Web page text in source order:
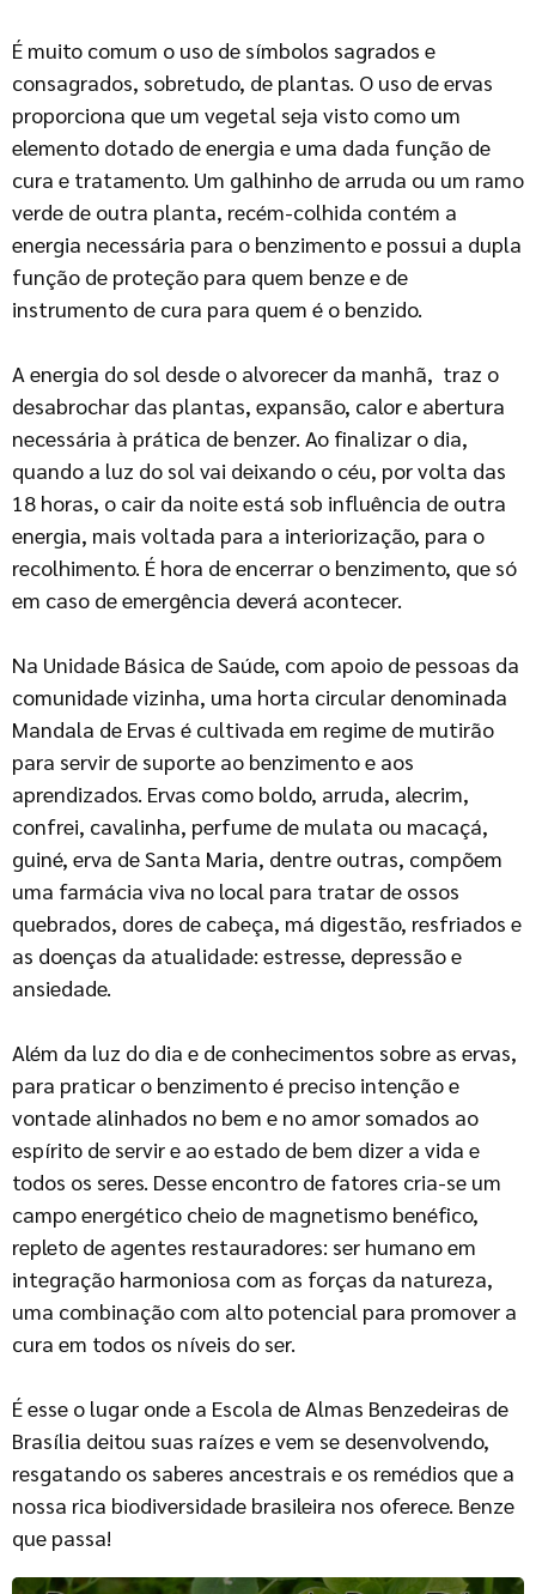
É muito comum o uso de símbolos sagrados e
consagrados, sobretudo, de plantas. O uso de ervas
proporciona que um vegetal seja visto como um
elemento dotado de energia e uma dada função de
cura e tratamento. Um galhinho de arruda ou um ramo
verde de outra planta, recém-colhida contém a
energia necessária para o benzimento e possui a dupla
função de proteção para quem benze e de
instrumento de cura para quem é o benzido.
A energia do sol desde o alvorecer da manhã, traz o
desabrochar das plantas, expansão, calor e abertura
necessária à prática de benzer. Ao finalizar o dia,
quando a luz do sol vai deixando o céu, por volta das
18 horas, o cair da noite está sob influência de outra
energia, mais voltada para a interiorização, para o
recolhimento. É hora de encerrar o benzimento, que só
em caso de emergência deverá acontecer.
Na Unidade Básica de Saúde, com apoio de pessoas da
comunidade vizinha, uma horta circular denominada
Mandala de Ervas é cultivada em regime de mutirão
para servir de suporte ao benzimento e aos
aprendizados. Ervas como boldo, arruda, alecrim,
confrei, cavalinha, perfume de mulata ou macaçá,
guiné, erva de Santa Maria, dentre outras, compõem
uma farmácia viva no local para tratar de ossos
quebrados, dores de cabeça, má digestão, resfriados e
as doenças da atualidade: estresse, depressão e
ansiedade.
Além da luz do dia e de conhecimentos sobre as ervas,
para praticar o benzimento é preciso intenção e
vontade alinhados no bem e no amor somados ao
espírito de servir e ao estado de bem dizer a vida e
todos os seres. Desse encontro de fatores cria-se um
campo energético cheio de magnetismo benéfico,
repleto de agentes restauradores: ser humano em
integração harmoniosa com as forças da natureza,
uma combinação com alto potencial para promover a
cura em todos os níveis do ser.
É esse o lugar onde a Escola de Almas Benzedeiras de
Brasília deitou suas raízes e vem se desenvolvendo,
resgatando os saberes ancestrais e os remédios que a
nossa rica biodiversidade brasileira nos oferece. Benze
que passa!